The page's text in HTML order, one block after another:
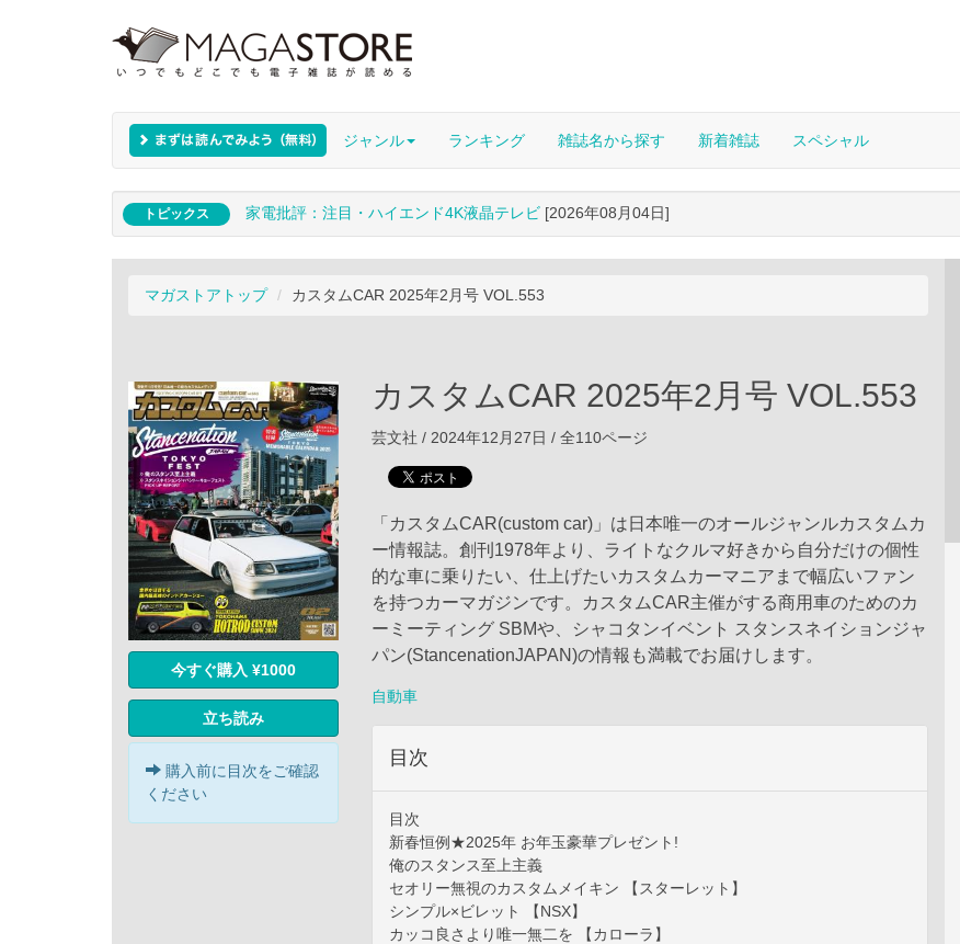
ジャンル ランキング 雑誌名から探す 新着雑誌 スペシャル
トピックス 家電批評：注目・ハイエンド4K液晶テレビ [2026年08月04日]
マガストアトップ カスタムCAR 2025年2月号 VOL.553
今すぐ購入 ¥1000
立ち読み
購入前に目次をご確認
ください
カスタムCAR 2025年2月号 VOL.553
芸文社 / 2024年12月27日 / 全110ページ
「カスタムCAR(custom car)」は日本唯一のオールジャンルカスタムカ
ー情報誌。創刊1978年より、ライトなクルマ好きから自分だけの個性
的な車に乗りたい、仕上げたいカスタムカーマニアまで幅広いファン
を持つカーマガジンです。カスタムCAR主催がする商用車のためのカ
ーミーティング SBMや、シャコタンイベント スタンスネイションジャ
パン(StancenationJAPAN)の情報も満載でお届けします。
自動車
目次
目次
新春恒例★2025年 お年玉豪華プレゼント!
俺のスタンス至上主義
セオリー無視のカスタムメイキン 【スターレット】
シンプル×ビレット 【NSX】
カッコ良さより唯一無二を 【カローラ】